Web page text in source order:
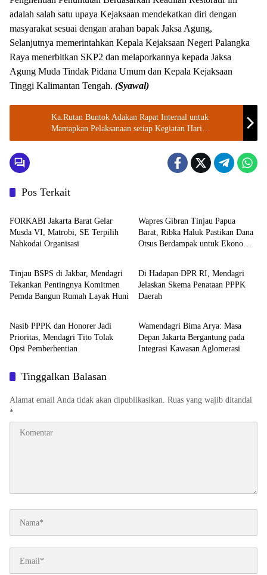
adalah salah satu upaya Kejaksaan mendekatkan diri dengan
masyarakat sesuai dengan arahan bapak Jaksa Agung,
Selanjutnya memerintahkan Kepala Kejaksaan Negeri Palangka
Raya menerbitkan SKP2 dan melaporkannya kepada Jaksa
Agung Muda Tindak Pidana Umum dan Kepala Kejaksaan
Tinggi Kalimantan Tengah. (Syawal)
Ka.Rutan Buntok Adakan Rapat Internal untuk
Mantapkan Pelaksanaan setiap Kegiatan Hari
Pengayoman
Pos Terkait
Berita
FORKABI Jakarta Barat Gelar
Musda VI, Matrobi, SE Terpilih
Nahkodai Organisasi
Wapres Gibran Tinjau Papua
Barat, Ribka Haluk Pastikan Dana
Otsus Berdampak untuk Ekonomi
Kemendagri
Tinjau BSPS di Jakbar, Mendagri
Tekankan Pentingnya Komitmen
Pemda Bangun Rumah Layak Huni
DPR RI
Di Hadapan DPR RI, Mendagri
Jelaskan Skema Penataan PPPK
Daerah
Kemendagri
Nasib PPPK dan Honorer Jadi
Prioritas, Mendagri Tito Tolak
Opsi Pemberhentian
Kemendagri
Wamendagri Bima Arya: Masa
Depan Jakarta Bergantung pada
Integrasi Kawasan Aglomerasi
Tinggalkan Balasan
Alamat email Anda tidak akan dipublikasikan. Ruas yang wajib ditandai
*